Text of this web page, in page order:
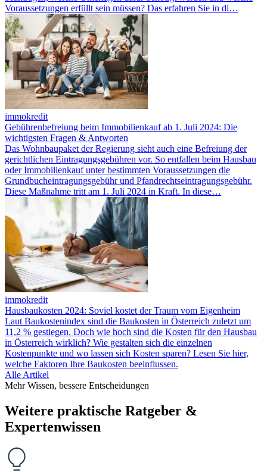
Voraussetzungen erfüllt sein müssen? Das erfahren Sie in di…
immokredit
Gebührenbefreiung beim Immobilienkauf ab 1. Juli 2024: Die
wichtigsten Fragen & Antworten
Das Wohnbaupaket der Regierung sieht auch eine Befreiung der
gerichtlichen Eintragungsgebühren vor. So entfallen beim Hausbau
oder Immobilienkauf unter bestimmten Voraussetzungen die
Grundbucheintragungsgebühr und Pfandrechtseintragungsgebühr.
Diese Maßnahme tritt am 1. Juli 2024 in Kraft. In diese…
immokredit
Hausbaukosten 2024: Soviel kostet der Traum vom Eigenheim
Laut Baukostenindex sind die Baukosten in Österreich zuletzt um
11,2 % gestiegen. Doch wie hoch sind die Kosten für den Hausbau
in Österreich wirklich? Wie gestalten sich die einzelnen
Kostenpunkte und wo lassen sich Kosten sparen? Lesen Sie hier,
welche Faktoren Ihre Baukosten beeinflussen.
Alle Artikel
Mehr Wissen, bessere Entscheidungen
Weitere praktische Ratgeber &
Expertenwissen